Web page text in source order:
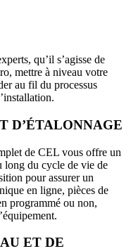
qu’il s’agisse de
mettre à niveau votre
au fil du processus
D’ÉTALONNAGE
de CEL vous offre un
long du cycle de vie de
pour assurer un
en ligne, pièces de
programmé ou non,
ET DE